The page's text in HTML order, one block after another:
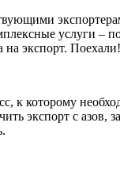
услуги –
на экспорт. Поехали!
к которому
экспорт с